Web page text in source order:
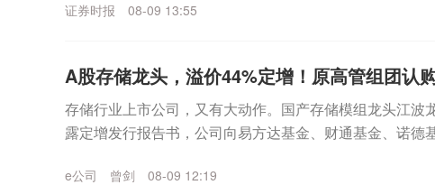
证券时报 08-09 13:55
A股存储龙头，溢价44%定增！原高管组团认
存储行业上市公司，又有大动作。国产存储模组龙头江波
露定增发行报告书，公司向易方达基金、财通基金、诺德
e公司 曾剑 08-09 12:19